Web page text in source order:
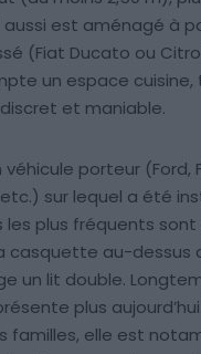
est aménagé à
(Fiat Ducato ou
un espace
et maniable.
véhicule porteur (Ford,
sur lequel a été
les plus fréquents
casquette au-dessus
un lit double.
plus
familles, elle est